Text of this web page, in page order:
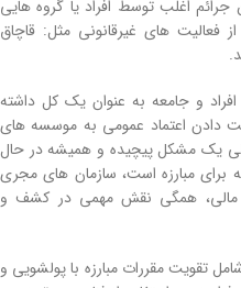
اغلب توسط افراد یا گروه­ هایی
­های غیرقانونی مثل: قاچاق
و جامعه به عنوان یک کل داشته
دادن اعتماد عمومی به موسسه­ های
یک مشکل پیچیده و همیشه در حال
برای مبارزه است، سازمان ­های مجری
مالی، همگی نقش مهمی در کشف و
تقویت مقررات مبارزه با پولشویی و